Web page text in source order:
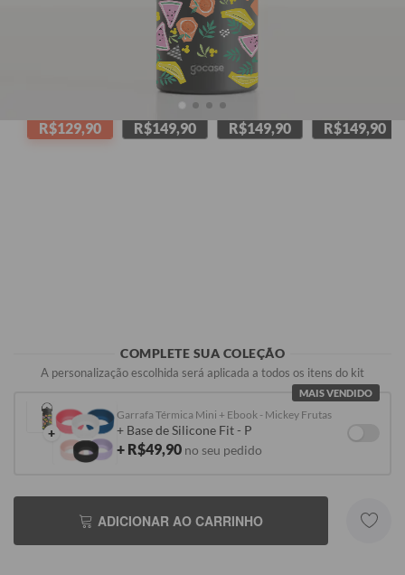
R$129,90
Branca
R$149,90
Melancia
R$149,90 R$149,90
COMPLETE SUA COLEÇÃO
A personalização escolhida será aplicada a todos os itens do kit
MAIS VENDIDO
+
Garrafa Térmica Mini + Ebook - Mickey Frutas
+ Base de Silicone Fit - P
+ R$49,90 no seu pedido
ADICIONAR AO CARRINHO